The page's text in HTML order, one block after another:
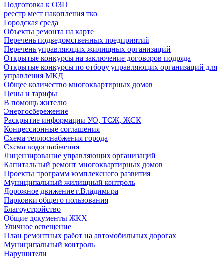
Подготовка к ОЗП
реестр мест накопления тко
Городская среда
Объекты ремонта на карте
Перечень подведомственных предприятий
Перечень управляющих жилищных организаций
Открытые конкурсы на заключение договоров подряда
Открытые конкурсы по отбору управляющих организаций для
управления МКД
Общее количество многоквартирных домов
Цены и тарифы
В помощь жителю
Энергосбережение
Раскрытие информации УО, ТСЖ, ЖСК
Концессионные соглашения
Схема теплоснабжения города
Схема водоснабжения
Лицензирование управляющих организаций
Капитальный ремонт многоквартирных домов
Проекты программ комплексного развития
Муниципальный жилищный контроль
Дорожное движение г.Владимира
Парковки общего пользования
Благоустройство
Общие документы ЖКХ
Уличное освещение
План ремонтных работ на автомобильных дорогах
Муниципальный контроль
Нарушители